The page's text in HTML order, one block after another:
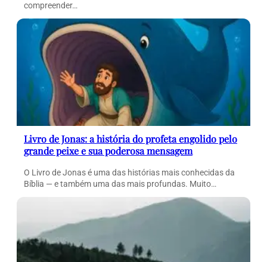
compreender…
Livro de Jonas: a história do profeta engolido pelo
grande peixe e sua poderosa mensagem
O Livro de Jonas é uma das histórias mais conhecidas da
Bíblia — e também uma das mais profundas. Muito…